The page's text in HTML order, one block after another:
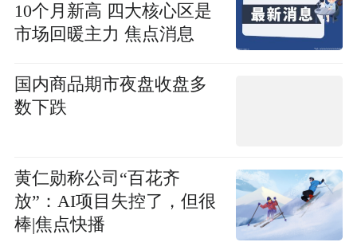
10个月新高 四大核心区是
市场回暖主力 焦点消息
国内商品期市夜盘收盘多
数下跌
黄仁勋称公司“百花齐
放”：AI项目失控了，但很
棒|焦点快播